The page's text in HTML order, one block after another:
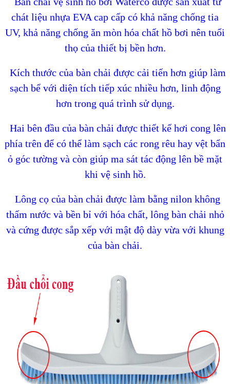
chát liệu nhựa EVA cap cấp có khả năng chống tia
UV, khả năng chống ăn mòn hóa chất hồ bơi nên tuổi
thọ của thiết bị bền hơn.
Kích thước của bàn chải được cải tiến hơn giúp làm
sạch bể với diện tích tiếp xúc nhiều hơn, linh động
hơn trong quá trình sử dụng.
Hai bên đầu của bàn chải được thiết kế hơi cong lên
phía trên để có thể làm sạch các rong rêu hay vệt bẩn
ỏ góc tường và còn giúp ma sát tác động lên bề mặt
khi vệ sinh hồ.
Lông cọ của bàn chải được làm bằng nilon không
thấm nước và bền bỉ với hóa chất, lông bàn chải nhỏ
và cứng được sắp xếp với mật độ dày vừa với khung
của bàn chải.